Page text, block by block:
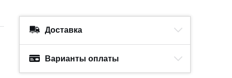
Доставка
Варианты оплаты